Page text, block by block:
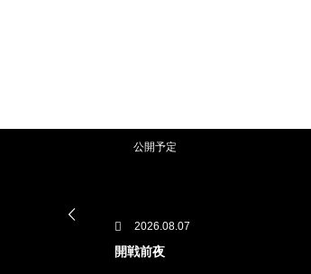
公開予定
2026.08.07
開戦前夜